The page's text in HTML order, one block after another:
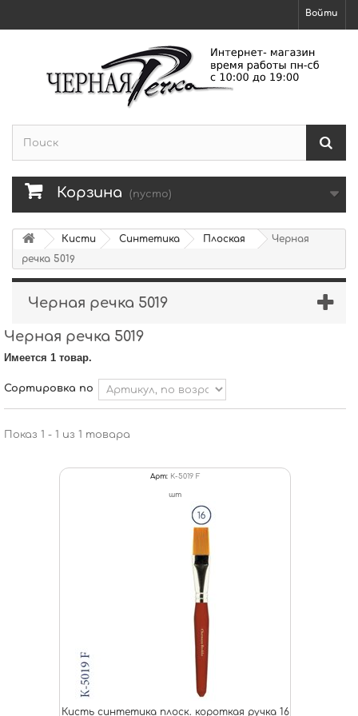
Войти
Корзина (пусто)
Кисти Синтетика Плоская
Черная
речка 5019
Черная речка 5019
Черная речка 5019
Имеется 1 товар.
Сортировка по
Показ 1 - 1 из 1 товара
Арт: К-5019 F
шт
Кисть синтетика плоск. короткая ручка 16